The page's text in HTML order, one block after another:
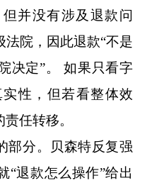
并没有涉及退款问
院，因此退款“不是
决定”。 如果只看字
性，但若看整体效
任转移。
分。贝森特反复强
“退款怎么操作”给出